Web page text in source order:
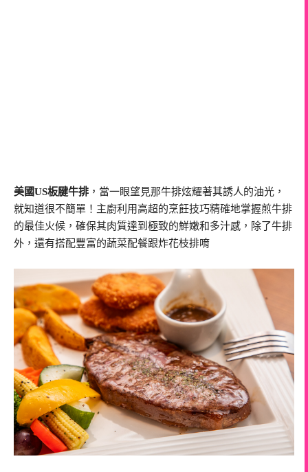
美國US板腱牛排 ，當一眼望見那牛排炫耀著其誘人的油光，
就知道很不簡單！主廚利用高超的烹飪技巧精確地掌握煎牛排
的最佳火候，確保其肉質達到極致的鮮嫩和多汁感，除了牛排
外，還有搭配豐富的蔬菜配餐跟炸花枝排唷